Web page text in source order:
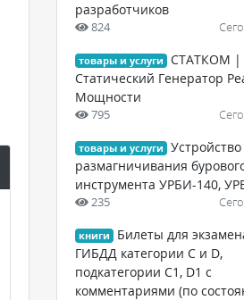
разработчиков
824
товары и услуги
СТАТКОМ |
Статический Генератор
Мощности
795
товары и услуги
Устройство
размагничивания
инструмента УРБИ-140,
235
книги
Билеты для
ГИБДД категории C и D,
подкатегории C1, D1 с
комментариями (по